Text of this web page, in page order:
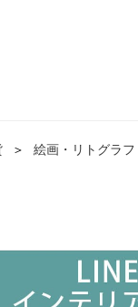
＞ 絵画・リトグラフ